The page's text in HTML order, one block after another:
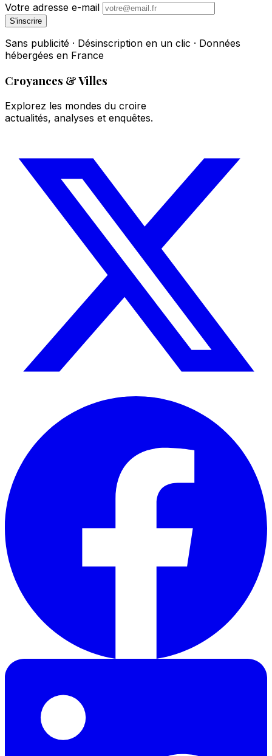
Votre adresse e-mail
S'inscrire
Sans publicité · Désinscription en un clic · Données
hébergées en France
Croyances & Villes
Explorez les mondes du croire
actualités, analyses et enquêtes.